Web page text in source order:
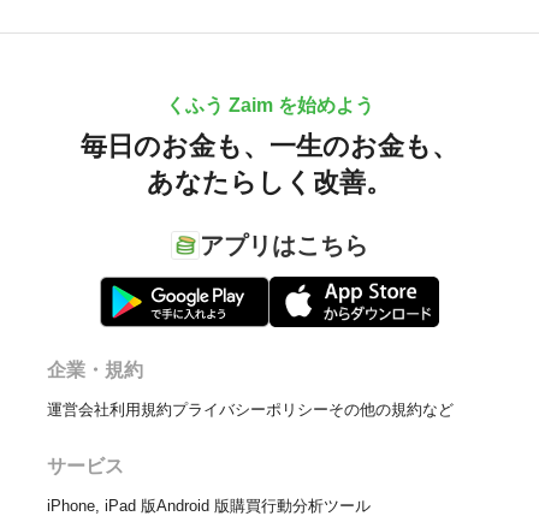
くふう Zaim を始めよう
毎日のお金も、 一生のお金も、
あなたらしく改善。
アプリはこちら
企業・規約
運営会社利用規約プライバシーポリシーその他の規約など
サービス
iPhone, iPad 版Android 版購買行動分析ツール